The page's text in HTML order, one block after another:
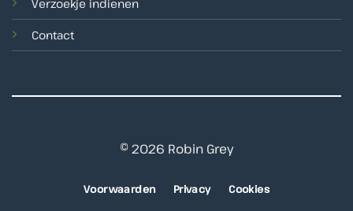
Verzoekje indienen
Contact
© 2026 Robin Grey
Voorwaarden Privacy Cookies